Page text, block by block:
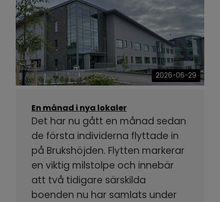
2026-06-29
En månad i nya lokaler
Det har nu gått en månad sedan
de första individerna flyttade in
på Brukshöjden. Flytten markerar
en viktig milstolpe och innebär
att två tidigare särskilda
boenden nu har samlats under